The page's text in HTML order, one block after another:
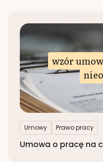
wzór
Umowy Prawo pracy
Umowa o pracę na